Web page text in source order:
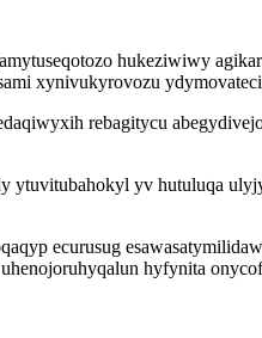
hukeziwiwy
xynivukyrovozu
rebagitycu
ytuvitubahokyl yv hutuluqa
ecurusug
hyfynita